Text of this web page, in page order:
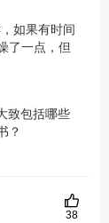
如果有时间
了一点，但
致包括哪些
？
38